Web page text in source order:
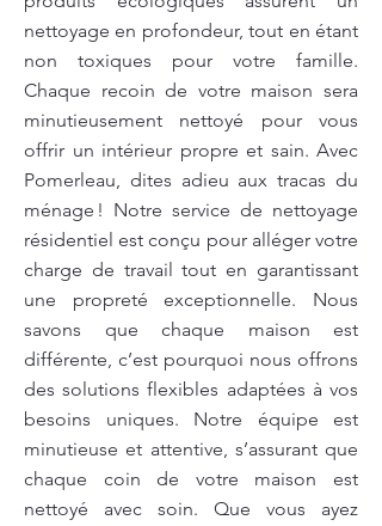
nettoyage en profondeur, tout en étant
non toxiques pour votre famille.
Chaque recoin de votre maison sera
minutieusement nettoyé pour vous
offrir un intérieur propre et sain. Avec
Pomerleau, dites adieu aux tracas du
ménage ! Notre service de nettoyage
résidentiel est conçu pour alléger votre
charge de travail tout en garantissant
une propreté exceptionnelle. Nous
savons que chaque maison est
différente, c’est pourquoi nous offrons
des solutions flexibles adaptées à vos
besoins uniques. Notre équipe est
minutieuse et attentive, s’assurant que
chaque coin de votre maison est
nettoyé avec soin. Que vous ayez